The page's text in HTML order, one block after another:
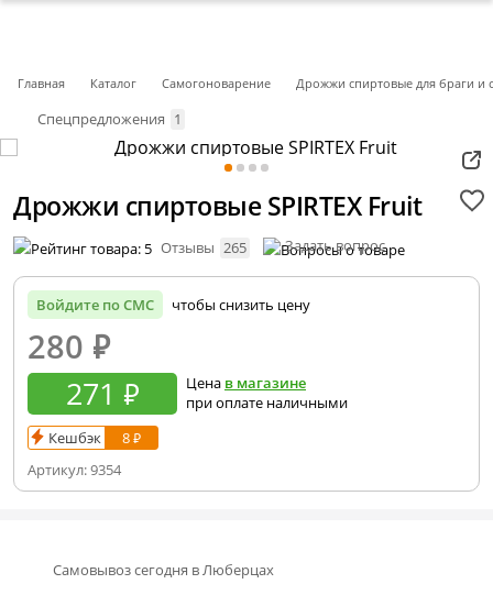
Главная Каталог Самогоноварение Дрожжи спиртовые для браги и
Спецпредложения 1
Дрожжи спиртовые SPIRTEX Fruit
Отзывы 265 Задать вопрос
Войдите по СМС чтобы снизить цену
280 ₽
271 ₽ Цена в магазине
при оплате наличными
Кешбэк
8 ₽
Артикул:9354
Самовывоз сегодня в Люберцах